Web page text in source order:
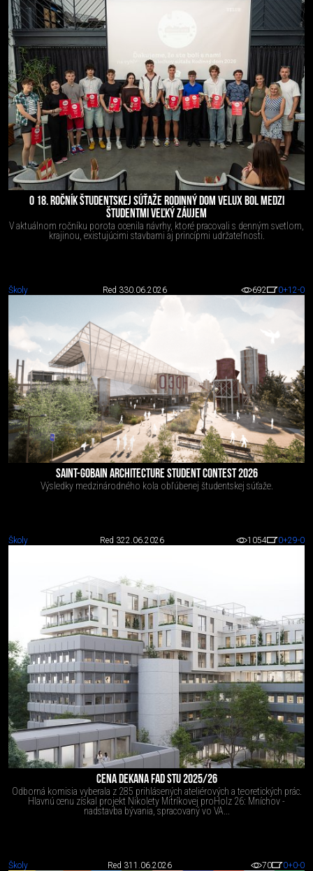
O 18. ROČNÍK ŠTUDENTSKEJ SÚŤAŽE RODINNÝ DOM VELUX BOL MEDZI
ŠTUDENTMI VEĽKÝ ZÁUJEM
V aktuálnom ročníku porota ocenila návrhy, ktoré pracovali s denným svetlom,
krajinou, existujúcimi stavbami aj princípmi udržateľnosti.
Školy Red 330.06.2026 692 0+12-0
SAINT-GOBAIN ARCHITECTURE STUDENT CONTEST 2026
Výsledky medzinárodného kola obľúbenej študentskej súťaže.
Školy Red 322.06.2026 1054 0+29-0
CENA DEKANA FAD STU 2025/26
Odborná komisia vyberala z 285 prihlásených ateliérových a teoretických prác.
Hlavnú cenu získal projekt Nikolety Mitríkovej proHolz 26: Mníchov -
nadstavba bývania, spracovaný vo VA...
Školy Red 311.06.2026 70 0+0-0